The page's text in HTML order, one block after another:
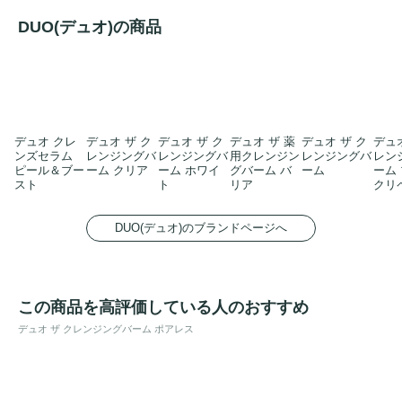
DUO(デュオ)の商品
デュオ クレ
ンズセラム
ピール＆ブー
スト
デュオ ザ ク
レンジングバ
ーム クリア
デュオ ザ ク
レンジングバ
ーム ホワイ
ト
デュオ ザ 薬
用クレンジン
グバーム バ
リア
デュオ ザ ク
レンジングバ
ーム
デュ
レン
ーム
クリ
DUO(デュオ)のブランドページへ
この商品を高評価している人のおすすめ
デュオ ザ クレンジングバーム ポアレス